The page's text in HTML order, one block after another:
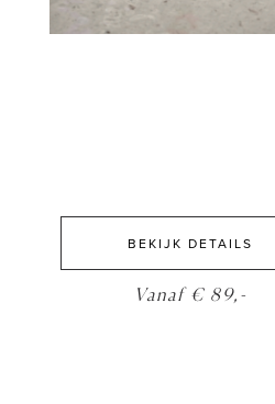
BEKIJK DETAILS
Vanaf € 89,-